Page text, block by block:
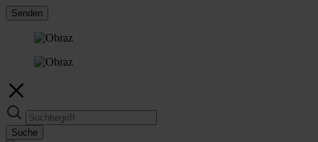
Senden
Suche